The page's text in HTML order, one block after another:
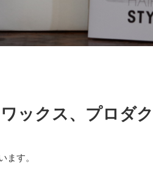
ックス、プロダ
ます。